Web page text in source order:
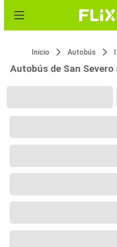
Inicio Autobús
Autobús de San Severo